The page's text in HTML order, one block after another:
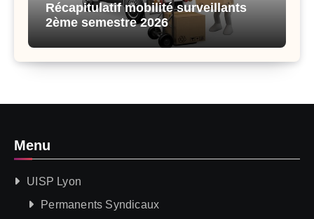
Récapitulatif mobilité surveillants
2ème semestre 2026
Menu
UISP Lyon
Permanents Syndicaux